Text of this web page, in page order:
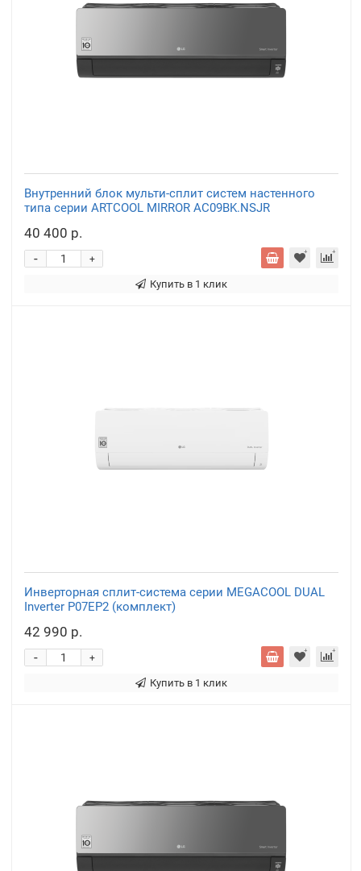
Внутренний блок мульти-сплит систем настенного
типа серии ARTCOOL MIRROR AC09BK.NSJR
40 400 р.
+
-
Купить в 1 клик
Инверторная сплит-система серии MEGACOOL DUAL
Inverter P07EP2 (комплект)
42 990 р.
+
-
Купить в 1 клик